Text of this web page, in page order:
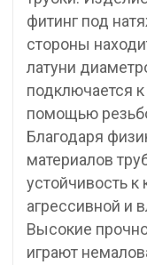
фитинг под
стороны
латуни
подключается
помощью
Благодаря
материалов
устойчивость к
агрессивной и
Высокие
играют